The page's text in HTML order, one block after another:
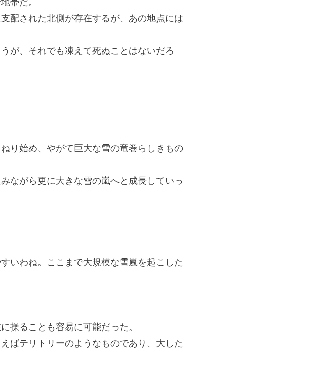
帯だ。
配された北側が存在するが、あの地点には
が、それでも凍えて死ぬことはないだろ
り始め、やがて巨大な雪の竜巻らしきもの
ながら更に大きな雪の嵐へと成長していっ
いわね。ここまで大規模な雪嵐を起こした
操ることも容易に可能だった。
ばテリトリーのようなものであり、大した